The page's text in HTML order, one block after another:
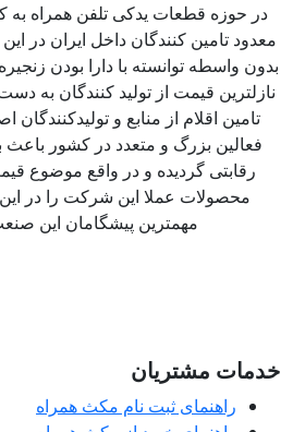
حوزه قطعات یدکی تلفن همراه به کار
تامین کنندگان داخل ایران در این
واسطه توانسته با دارا بودن زنجیره
قیمت از تولید کنندگان به دست
تامین اقلام از منابع و تولیدکنندگان
فعالین بزرگ و متعدد در کشور باعث
رقابتی گردیده و در واقع موضوع قیمت
محصولات عملا این شرکت را در این
مهمترین پیشگامان این صنعت
مشتریان
راهنمای ثبت نام مکث همراه